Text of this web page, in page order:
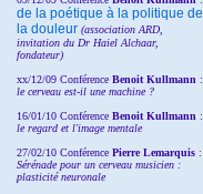
de la poétique à la politique de
la douleur (association ARD,
invitation du Dr Haiel Alchaar,
fondateur)
xx/12/09 Conférence Benoit Kullmann :
le cerveau est-il une machine ?
16/01/10 Conférence Benoit Kullmann :
le regard et l'image mentale
27/02/10 Conférence Pierre Lemarquis :
Sérénade pour un cerveau musicien :
plasticité neuronale